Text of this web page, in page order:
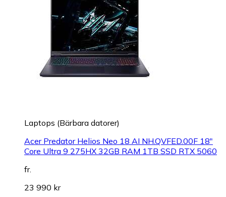
Laptops (Bärbara datorer)
Acer Predator Helios Neo 18 AI NH.QVFED.00F 18"
Core Ultra 9 275HX 32GB RAM 1TB SSD RTX 5060
fr.
23 990 kr